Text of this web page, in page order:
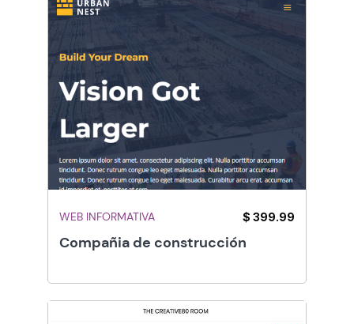
WEB INFORMATIVA $ 399.99
Compañia de construcción